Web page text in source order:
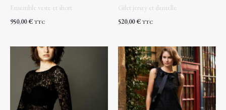
Ensemble veste et short
950,00€ TTC
Gilet jersey et dentelle
520,00€ TTC